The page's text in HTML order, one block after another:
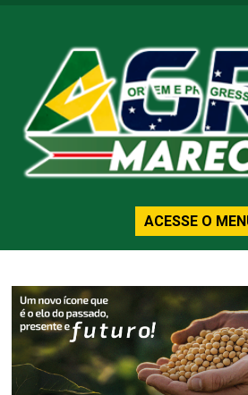
ACESSE O